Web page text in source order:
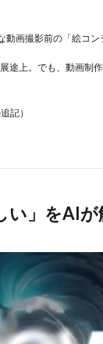
動画撮影前の「絵コン
途上。でも、動画制
記）
い」をAI